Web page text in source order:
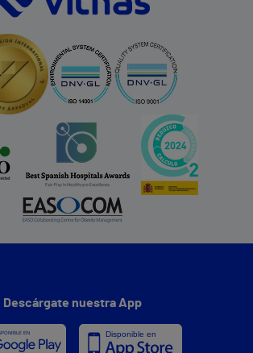
Descárgate nuestra App